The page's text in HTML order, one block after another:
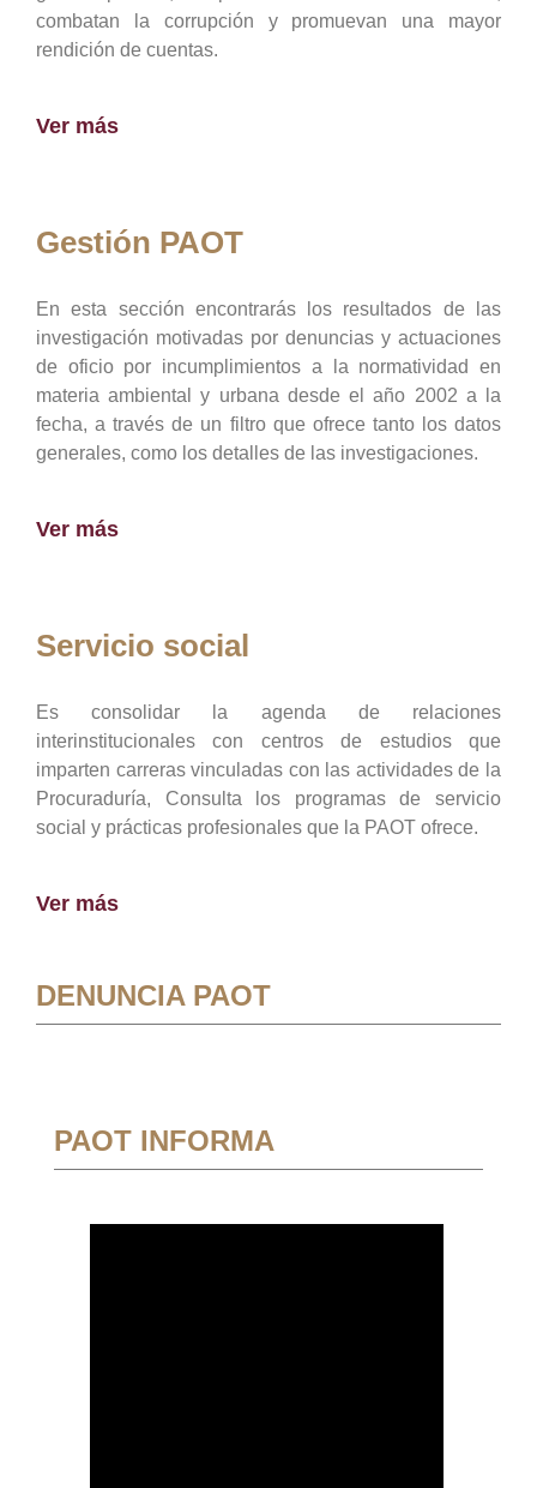
combatan la corrupción y promuevan una mayor
rendición de cuentas.
Ver más
Gestión PAOT
En esta sección encontrarás los resultados de las
investigación motivadas por denuncias y actuaciones
de oficio por incumplimientos a la normatividad en
materia ambiental y urbana desde el año 2002 a la
fecha, a través de un filtro que ofrece tanto los datos
generales, como los detalles de las investigaciones.
Ver más
Servicio social
Es consolidar la agenda de relaciones
interinstitucionales con centros de estudios que
imparten carreras vinculadas con las actividades de la
Procuraduría, Consulta los programas de servicio
social y prácticas profesionales que la PAOT ofrece.
Ver más
DENUNCIA PAOT
PAOT INFORMA